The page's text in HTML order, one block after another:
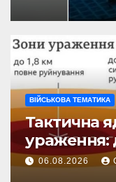
ВІЙСЬКОВА ТЕМАТИКА
Тактична
ураження:
знищення
06.08.2026